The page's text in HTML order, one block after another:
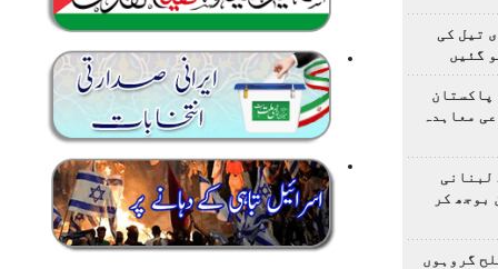
تیل کی
گئیں
پاکستان
معاہدہ
لبنانی
بوجھ کر
گروہوں